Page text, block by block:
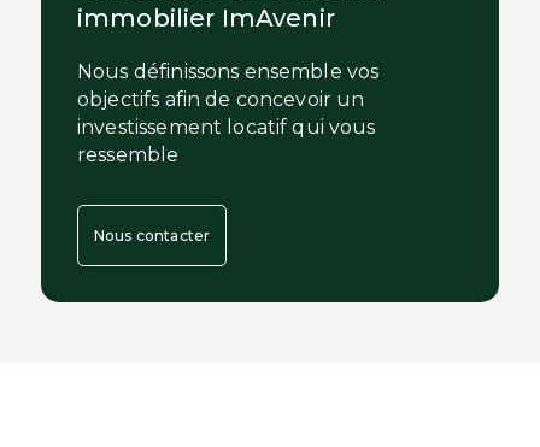
immobilier ImAvenir
Nous définissons ensemble vos
objectifs afin de concevoir un
investissement locatif qui vous
ressemble
Nous contacter